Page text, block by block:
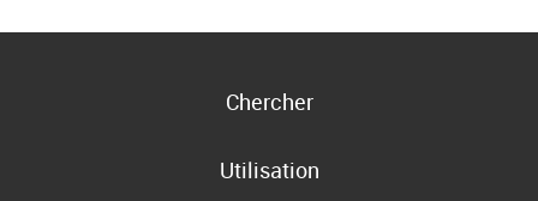
Chercher
Utilisation